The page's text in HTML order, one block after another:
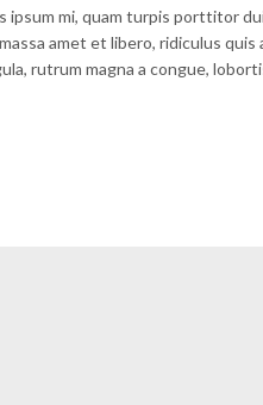
ipsum mi, quam turpis porttitor
amet et libero, ridiculus
rutrum magna a congue,